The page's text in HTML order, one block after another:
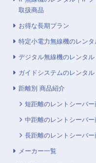
取扱商品
お得な長期プラン
特定小電力無線機のレンタ
デジタル無線機のレンタル
ガイドシステムのレンタル
距離別 商品紹介
短距離のレントシーバー
中距離のレントシーバー
長距離のレントシーバー
メーカー一覧